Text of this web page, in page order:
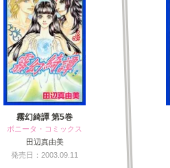
霧幻綺譚 第5巻
ボニータ・コミックス
田辺真由美
発売日：2003.09.11